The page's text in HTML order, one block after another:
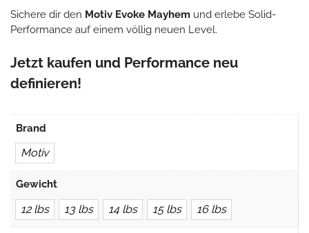
Sichere dir den Motiv Evoke Mayhem und erlebe Solid-
Performance auf einem völlig neuen Level.
Jetzt kaufen und Performance neu
definieren!
Brand
Motiv
Gewicht
12 lbs 13 lbs 14 lbs 15 lbs 16 lbs